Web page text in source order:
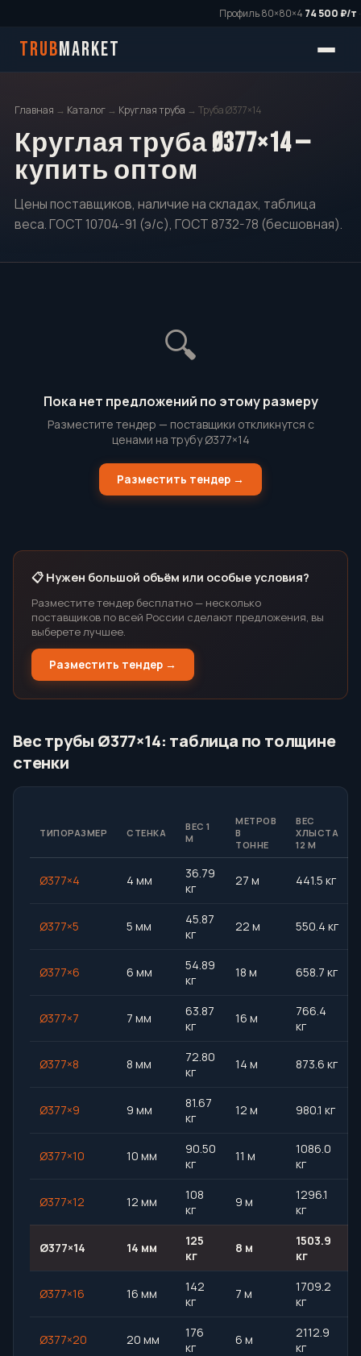
Профиль 80×80×474 500 ₽/т·
TRUBMARKET
Главная → Каталог → Круглая труба → Труба Ø377×14
Круглая труба Ø377×14 —
купить оптом
Цены поставщиков, наличие на складах, таблица
веса. ГОСТ 10704-91 (э/с), ГОСТ 8732-78 (бесшовная).
🔍
Пока нет предложений по этому размеру
Разместите тендер — поставщики откликнутся с
ценами на трубу Ø377×14
Разместить тендер →
📋 Нужен большой объём или особые условия?
Разместите тендер бесплатно — несколько
поставщиков по всей России сделают предложения, вы
выберете лучшее.
Разместить тендер →
Вес трубы Ø377×14: таблица по толщине
стенки
ТИПОРАЗМЕР СТЕНКА
ВЕС 1
М
МЕТРОВ
В
ТОННЕ
ВЕС
ХЛЫСТА
12 М
Ø377×4 4 мм
36.79
кг
27 м 441.5 кг
Ø377×5 5 мм
45.87
кг
22 м 550.4 кг
Ø377×6 6 мм
54.89
кг
18 м 658.7 кг
Ø377×7 7 мм
63.87
кг
16 м
766.4
кг
Ø377×8 8 мм
72.80
кг
14 м 873.6 кг
Ø377×9 9 мм
81.67
кг
12 м 980.1 кг
Ø377×10 10 мм
90.50
кг
11 м
1086.0
кг
Ø377×12 12 мм
108
кг
9 м
1296.1
кг
Ø377×14 14 мм
125
кг
8 м
1503.9
кг
Ø377×16 16 мм
142
кг
7 м
1709.2
кг
Ø377×20 20 мм
176
кг
6 м
2112.9
кг